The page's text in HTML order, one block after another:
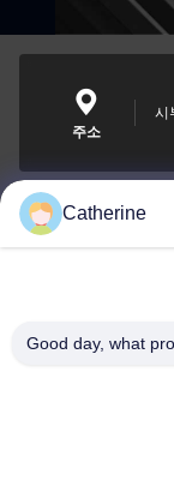
주소
시
Catherine
Good day, what